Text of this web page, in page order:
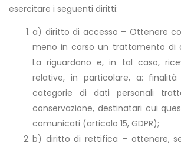
esercitare i seguenti diritti:
a) diritto di accesso – Ottenere
meno in corso un trattamento di
La riguardano e, in tal caso,
relative, in particolare, a:
categorie di dati personali
conservazione, destinatari cui
comunicati (articolo 15, GDPR);
b) diritto di rettifica – ottenere,